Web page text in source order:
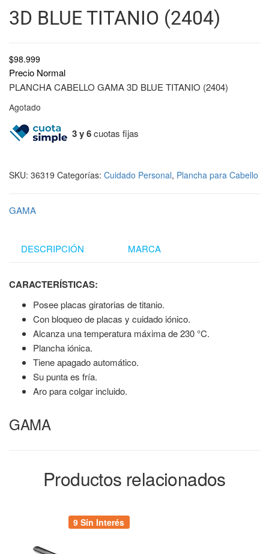
3D BLUE TITANIO (2404)
$98.999
Precio Normal
PLANCHA CABELLO GAMA 3D BLUE TITANIO (2404)
Agotado
3 y 6cuotas fijas
SKU: 36319 Categorías: Cuidado Personal, Plancha para Cabello
GAMA
DESCRIPCIÓN MARCA
CARACTERÍSTICAS:
Posee placas giratorias de titanio.
Con bloqueo de placas y cuidado iónico.
Alcanza una temperatura máxima de 230 °C.
Plancha iónica.
Tiene apagado automático.
Su punta es fría.
Aro para colgar incluido.
GAMA
Productos relacionados
9 Sin Interés